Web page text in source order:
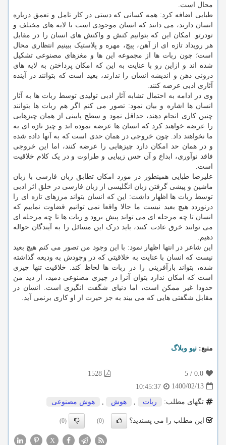
محال است.
طبایی اضافه کرد: همه کسانی که دستی در کار تامل و تعمق درباره
انسان دارند، می دانند که انسان موجودی است با لایه های مختلف و
تودرتو. امکان این که بتوانیم کنش و واکنش های انسان را در مقابل
هر رویداد تازه ای از آهن، پیچ، مهره و پلاستیک ببینیم انتظاری محال
است؛ چون ربات ها از مجموعه این ها و مغزهای مصنوعی تشکیل
شده اند و ازاین رو با عنایت به این که امکان پرداختن به لایه های
درونی ذهن و اندیشه انسان را ندارند، بعید است که بتوانند در آینده
آثاری ادبی عرضه کنند.
وی در ادامه به احتمال تشابه آثار ادبی تولیدی توسط ربات ها به آثار
انسان ها اشاره و بیان نمود: تصور می کنم اگر هم ربات ها بتوانند
چنین کاری انجام دهند، حداقل نمود و سطح پایینی از همان چیزهایی
را عرضه خواهند کرد که انسان ها عرضه نموده اند و چیز تازه ای به
ما نخواهند داد. چون خروجی در همان حدی است که به آنها داده شده
و در همان حد امکان دارد چیزهایی را عرضه کنند، اما این خروجی
فاقد نوآوری، ابداع و آن حس زیبایی و طراوت و در یک کلام خلاقیت
است.
علیرضا طبایی همینطور در مورد امکان تطابق زبان فارسی با زبان
ماشین و پیشی گرفتن زبان انگلیسی از زبان فارسی در خلق اثر ادبی
توسط ربات ها اظهار داشت: این که انسان بتواند مرزهای تازه ای را
درنوردد هیچ بعید نیست ما حالا واقعا نمی توانیم قضاوت نماییم که
انسان تا چه مرحله ای می تواند پیش برود و ربات ها تا چه مرحله ای
می توانند خرق عادت کنند، باید درک این مسائل را به آیندگان حواله
دهیم.
این شاعر در انتها اظهار نمود: با این وجود من تصور می کنم هیچ بعید
نیست که انسان با عنایت به خلاقیتی که در وجودش به ودیعه گذاشته
شده، بتواند بازآفرینی را در ربات ها لحاظ کند. خلاقیت تنها چیزی
است که امکان ندارد بتوان آنرا در چیزی مصنوعی دمید، از دید من
حدودا غیر ممکن است، اما دنیای شگفت انگیزی است. انسان در
مقابل شگفتی هایی که می بیند به جز حیرت از او کاری برنمی آید.
منبع: نیو وبلاگ
0.0
/
5
1528
1400/02/13
10:45:37
تگهای مطلب:
ربات هوش هوش مصنوعی
این مطلب را می پسندید؟ (0)
(0)
X